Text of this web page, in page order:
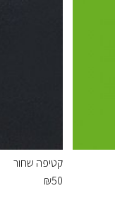
קטיפה שחור
₪50